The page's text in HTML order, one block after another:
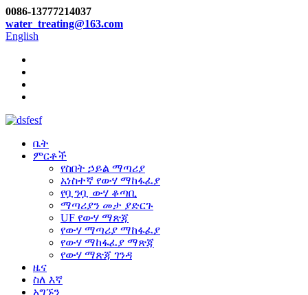
0086-13777214037
water_treating@163.com
English
ቤት
ምርቶች
የስበት ኃይል ማጣሪያ
አነስተኛ የውሃ ማከፋፈያ
የቧንቧ ውሃ ቆጣቢ
ማጣሪያን መታ ያድርጉ
UF የውሃ ማጽጃ
የውሃ ማጣሪያ ማከፋፈያ
የውሃ ማከፋፈያ ማጽጃ
የውሃ ማጽጃ ገንዳ
ዜና
ስለ እኛ
አግኙን